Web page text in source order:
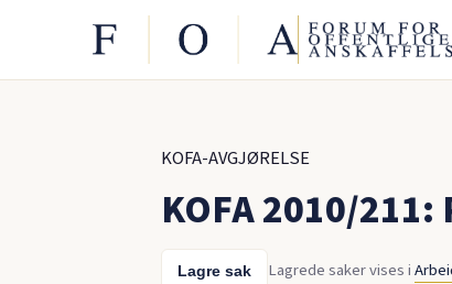
KOFA-AVGJØRELSE
KOFA 2010/
Lagre sak Lagrede saker vises i